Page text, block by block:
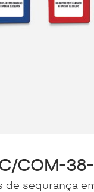
COM-
de segurança